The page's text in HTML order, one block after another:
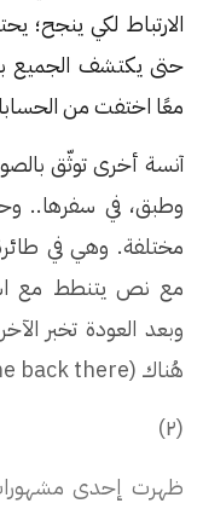
الارتباط لكي ينجح؛
حتى يكتشف الجميع
معًا اختفت من
آنسة أخرى توثّق
وطبق، في سفرها..
مختلفة. وهي في
وبعد العودة تخبر
هُناك (Take me back there).
(٢)
ظهرت إحدى